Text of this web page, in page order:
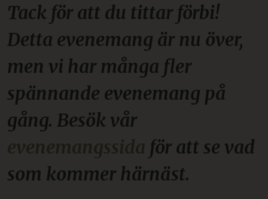
Tack för att du tittar förbi!
Detta evenemang är nu över,
men vi har många fler
spännande evenemang på
gång. Besök vår
evenemangssida för att se vad
som kommer härnäst.